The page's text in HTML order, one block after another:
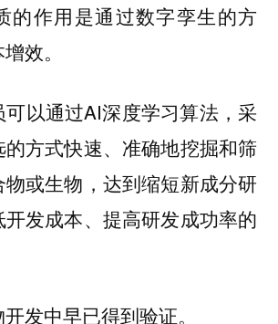
的作用是通过数字孪生的方
效。
以通过AI深度学习算法，采
的方式快速、准确地挖掘和筛
或生物，达到缩短新成分研
发成本、提高研发成功率的
发中早已得到验证。